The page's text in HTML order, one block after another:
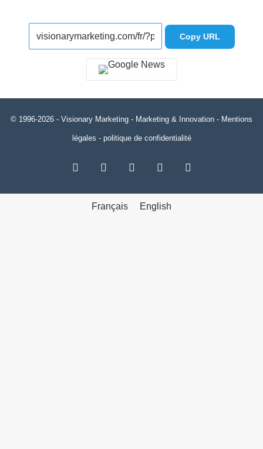
Copy URL
© 1996-2026 - Visionary Marketing - Marketing & Innovation - Mentions
légales - politique de confidentialité
Facebook Linkedin
Français English